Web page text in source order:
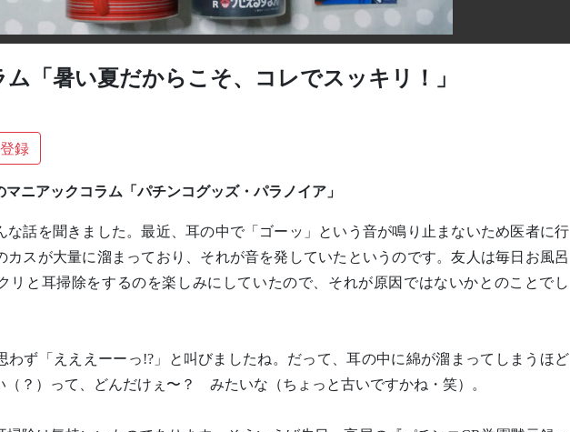
「暑い夏だからこそ、コレでスッキリ！」
録
ニアックコラム「パチンコグッズ・パラノイア」
な話を聞きました。最近、耳の中で「ゴーッ」という音が鳴り止まないため医者に行
カスが大量に溜まっており、それが音を発していたというのです。友人は毎日お風呂
リと耳掃除をするのを楽しみにしていたので、それが原因ではないかとのことでし
わず「えええーーっ!?」と叫びましたね。だって、耳の中に綿が溜まってしまうほど
（？）って、どんだけぇ〜？ みたいな（ちょっと古いですかね・笑）。